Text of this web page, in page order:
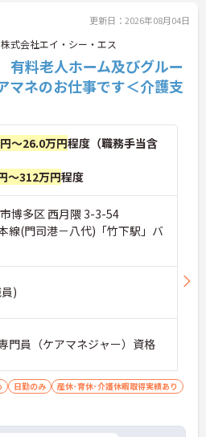
更新日：2026年08月04日
株式会社エイ・シー・エス
有料老人ホーム及びグルー
マネのお仕事です＜介護支
～26.0万円程度（職務手当含
～312万円程度
博多区 西月隈 3-3-54
線(門司港－八代)「竹下駅」バ
)
門員（ケアマネジャー）資格
日勤のみ
産休･育休･介護休暇取得実績あり